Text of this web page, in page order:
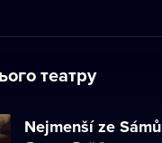
театру
Nejmenší ze Sámů